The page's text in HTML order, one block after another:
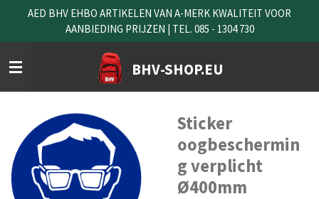
naar
de
hoofdinhoud
BHV-SHOP.EU
AED BHV EHBO ARTIKELEN VAN A-MERK KWALITEIT VOOR
AANBIEDING PRIJZEN | TEL. 085 - 1304 730
Sticker
oogbeschermin
g verplicht
Ø400mm